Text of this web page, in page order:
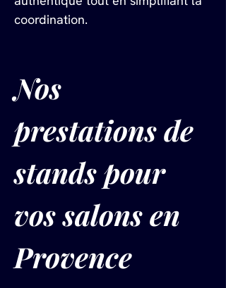
coordination.
Nos
prestations de
stands pour
vos salons en
Provence